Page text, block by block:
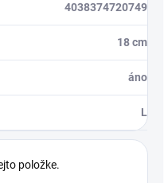
4038374720749
18 cm
áno
L
položke.